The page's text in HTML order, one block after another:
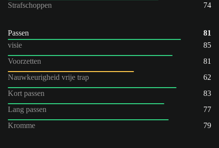
Strafschoppen
74
Passen
81
visie
85
Voorzetten
81
Nauwkeurigheid vrije trap
62
Kort passen
83
Lang passen
77
Kromme
79